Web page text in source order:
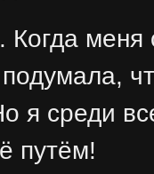
меня
я среди
путём!